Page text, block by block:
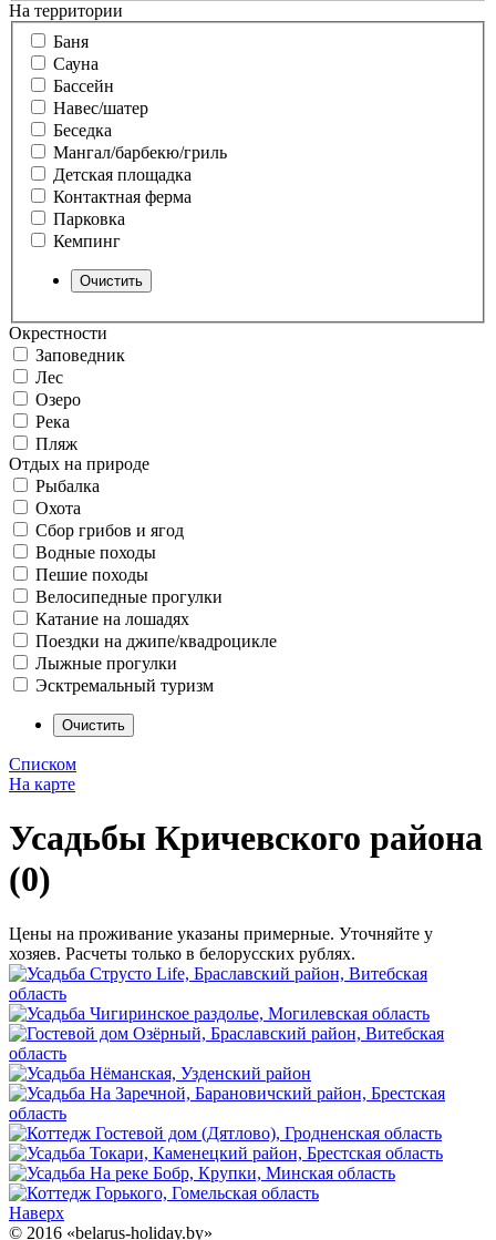
На территории
Баня
Сауна
Бассейн
Навес/шатер
Беседка
Мангал/барбекю/гриль
Детская площадка
Контактная ферма
Парковка
Кемпинг
Окрестности
Заповедник
Лес
Озеро
Река
Пляж
Отдых на природе
Рыбалка
Охота
Сбор грибов и ягод
Водные походы
Пешие походы
Велосипедные прогулки
Катание на лошадях
Поездки на джипе/квадроцикле
Лыжные прогулки
Эсктремальный туризм
Списком
На карте
Усадьбы Кричевского района
(0)
Цены на проживание указаны примерные. Уточняйте у
хозяев. Расчеты только в белорусских рублях.
Наверх
© 2016 «belarus-holiday.by»